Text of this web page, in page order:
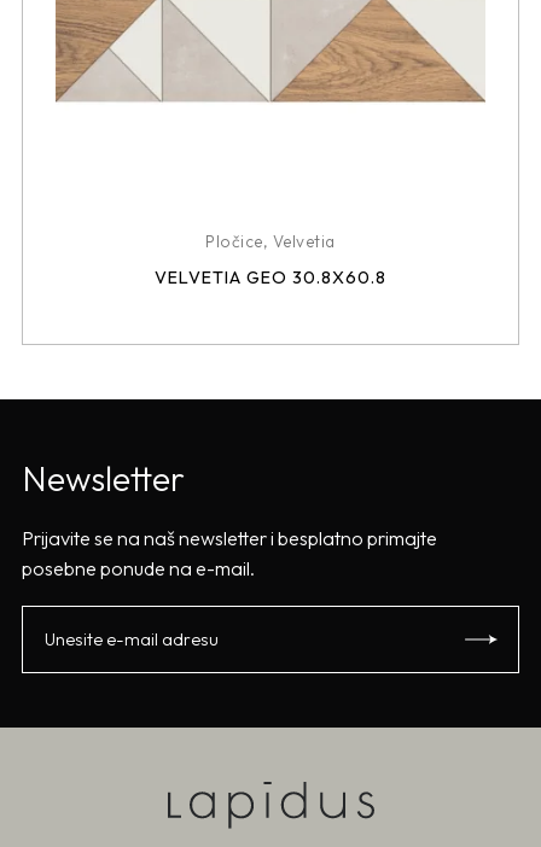
Pločice, Velvetia
VELVETIA GEO 30.8X60.8
Newsletter
Prijavite se na naš newsletter i besplatno primajte
posebne ponude na e-mail.